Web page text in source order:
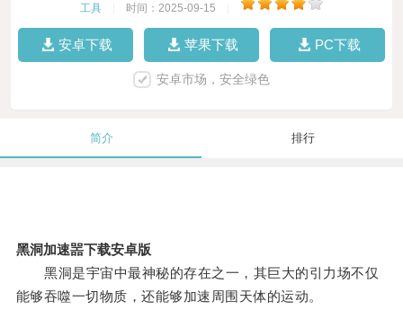
工具 时间：2025-09-15
安卓下载 苹果下载 PC下载
安卓市场，安全绿色
简介 排行
黑洞加速噐下载安卓版
黑洞是宇宙中最神秘的存在之一，其巨大的引力场不仅
能够吞噬一切物质，还能够加速周围天体的运动。